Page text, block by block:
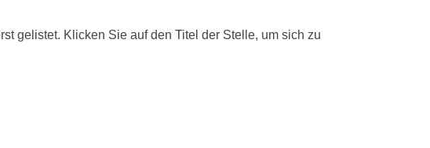
gelistet. Klicken Sie auf den Titel der Stelle, um sich zu